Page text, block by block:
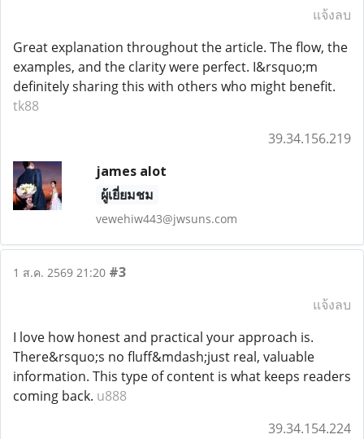
แจ้งลบ
Great explanation throughout the article. The flow, the
examples, and the clarity were perfect. I&rsquo;m
definitely sharing this with others who might benefit.
tk88
39.34.156.219
james alot
ผู้เยี่ยมชม
vewehiw443@jwsuns.com
1 ส.ค. 2569 21:20 #3
แจ้งลบ
I love how honest and practical your approach is.
There&rsquo;s no fluff&mdash;just real, valuable
information. This type of content is what keeps readers
coming back. u888
39.34.154.224